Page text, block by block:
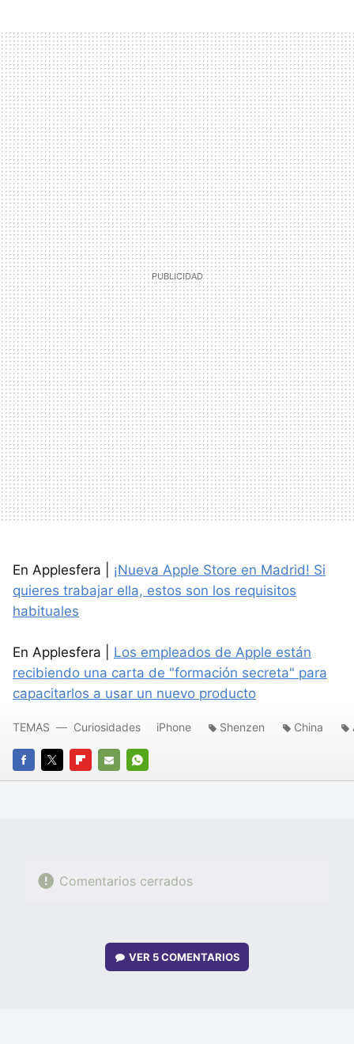
En Applesfera | ¡Nueva Apple Store en Madrid! Si
quieres trabajar ella, estos son los requisitos
habituales
En Applesfera | Los empleados de Apple están
recibiendo una carta de "formación secreta" para
capacitarlos a usar un nuevo producto
FACEBOOK
TWITTERFLIPBOARD
E-
WHATSAPP
TEMAS Curiosidades iPhone Shenzen China
Comentarios cerrados
VER 5 COMENTARIOS